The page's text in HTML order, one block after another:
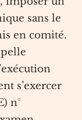
sans le
en comité.
s’exercer
n°